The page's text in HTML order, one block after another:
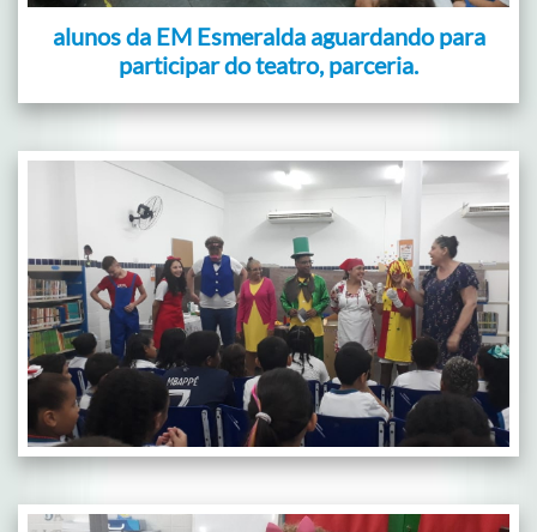
alunos da EM Esmeralda aguardando para
participar do teatro, parceria.